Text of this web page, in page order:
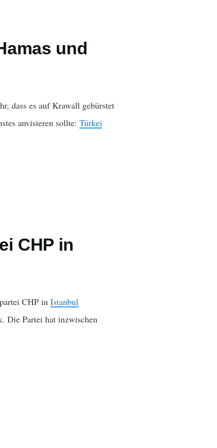
und
dass es auf Krawall gebürstet
anvisieren sollte: Türkei
CHP in
CHP in Istanbul
Die Partei hat inzwischen